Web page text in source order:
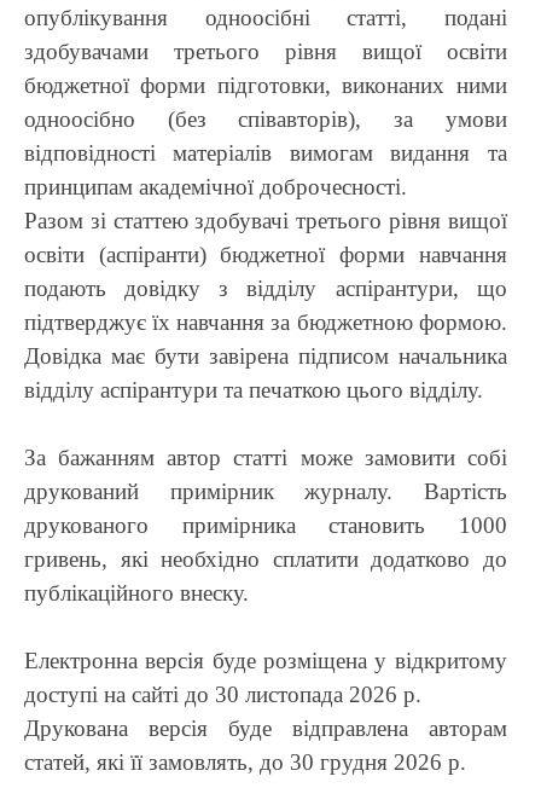
опублікування одноосібні статті, подані
здобувачами третього рівня вищої освіти
бюджетної форми підготовки, виконаних ними
одноосібно (без співавторів), за умови
відповідності матеріалів вимогам видання та
принципам академічної доброчесності.
Разом зі статтею здобувачі третього рівня вищої
освіти (аспіранти) бюджетної форми навчання
подають довідку з відділу аспірантури, що
підтверджує їх навчання за бюджетною формою.
Довідка має бути завірена підписом начальника
відділу аспірантури та печаткою цього відділу.
За бажанням автор статті може замовити собі
друкований примірник журналу. Вартість
друкованого примірника становить 1000
гривень, які необхідно сплатити додатково до
публікаційного внеску.
Електронна версія буде розміщена у відкритому
доступі на сайті до 30 листопада 2026 р.
Друкована версія буде відправлена авторам
статей, які її замовлять, до 30 грудня 2026 р.